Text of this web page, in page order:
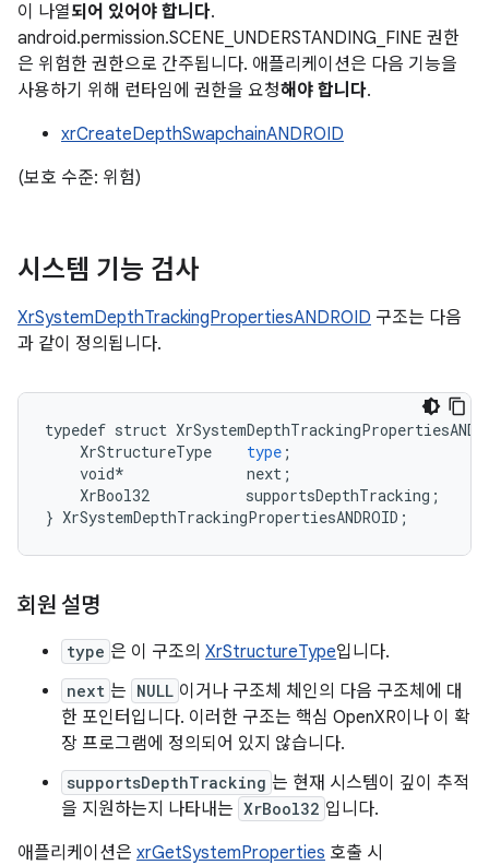
이 나열되어 있어야 합니다.
android.permission.SCENE_UNDERSTANDING_FINE 권한
은 위험한 권한으로 간주됩니다. 애플리케이션은 다음 기능을
사용하기 위해 런타임에 권한을 요청해야 합니다.
xrCreateDepthSwapchainANDROID
(보호 수준: 위험)
시스템 기능 검사
XrSystemDepthTrackingPropertiesANDROID 구조는 다음
과 같이 정의됩니다.
typedef struct
XrStructureType
type ;
void* next ;
XrBool32
supportsDepthTracking ;
} XrSystemDepthTrackingPropertiesANDROID ;
회원 설명
type 은 이 구조의 XrStructureType입니다.
next 는 NULL 이거나 구조체 체인의 다음 구조체에 대
한 포인터입니다. 이러한 구조는 핵심 OpenXR이나 이 확
장 프로그램에 정의되어 있지 않습니다.
supportsDepthTracking 는 현재 시스템이 깊이 추적
을 지원하는지 나타내는 XrBool32 입니다.
애플리케이션은 xrGetSystemProperties 호출 시